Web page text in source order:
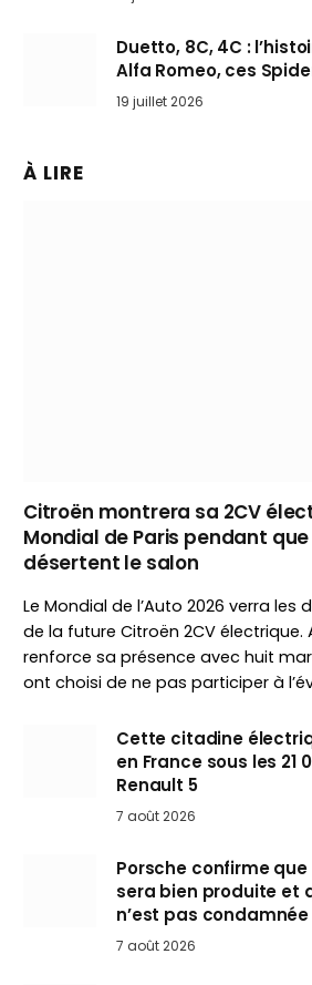
Duetto, 8C, 4C :
Alfa Romeo, ces
l’art de rouler cheveux
19 juillet 2026
À LIRE
Citroën montrera sa 2CV
Mondial de Paris pendant que
désertent le salon
Le Mondial de l’Auto 2026 verra
de la future Citroën 2CV électrique.
renforce sa présence avec huit
ont choisi de ne pas participer à
Cette citadine
en France sous les 21
Renault 5
7 août 2026
Porsche confirme que
sera bien produite et
n’est pas condamnée
7 août 2026